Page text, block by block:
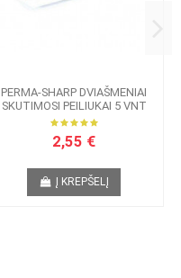
PERMA-SHARP DVIAŠMENIAI
SKUTIMOSI PEILIUKAI 5 VNT
2,55 €
Į KREPŠELĮ